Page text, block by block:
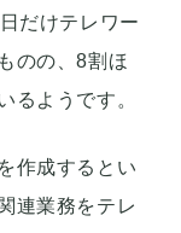
だけテレワー
のの、8割ほ
るようです。
作成するとい
連業務をテレ